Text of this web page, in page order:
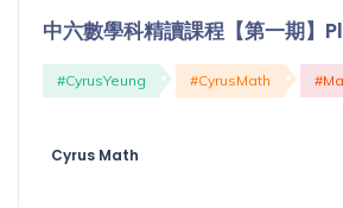
中六數學科精讀課程【第一期】
#CyrusYeung #CyrusMath
Cyrus Math